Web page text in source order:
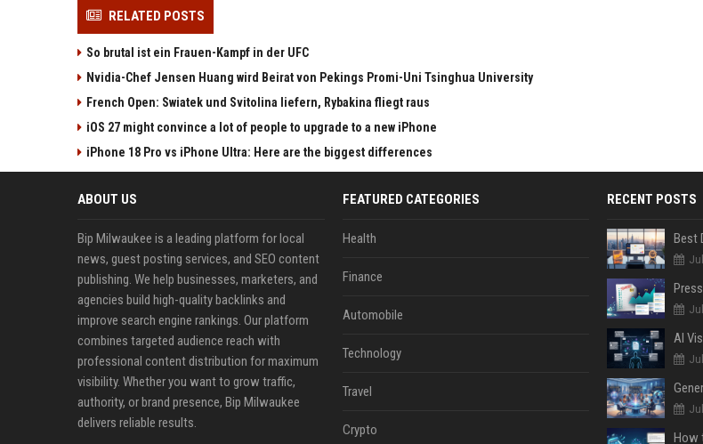
RELATED POSTS
So brutal ist ein Frauen-Kampf in der UFC
Nvidia-Chef Jensen Huang wird Beirat von Pekings Promi-Uni Tsinghua University
French Open: Swiatek und Svitolina liefern, Rybakina fliegt raus
iOS 27 might convince a lot of people to upgrade to a new iPhone
iPhone 18 Pro vs iPhone Ultra: Here are the biggest differences
ABOUT US
Bip Milwaukee is a leading platform for local
news, guest posting services, and SEO content
publishing. We help businesses, marketers, and
agencies build high-quality backlinks and
improve search engine rankings. Our platform
combines targeted audience reach with
professional content distribution for maximum
visibility. Whether you want to grow traffic,
authority, or brand presence, Bip Milwaukee
delivers reliable results.
FEATURED CATEGORIES
Health
Finance
Automobile
Technology
Travel
Crypto
RECENT POSTS